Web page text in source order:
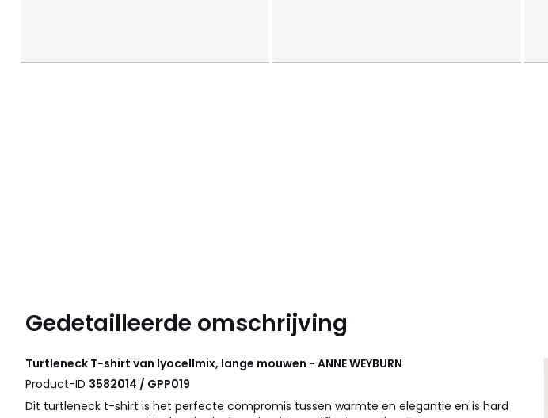
Gedetailleerde omschrijving
Turtleneck T-shirt van lyocellmix, lange mouwen - ANNE WEYBURN
Product-ID 3582014 / GPP019
Dit turtleneck t-shirt is het perfecte compromis tussen warmte en elegantie en is hard